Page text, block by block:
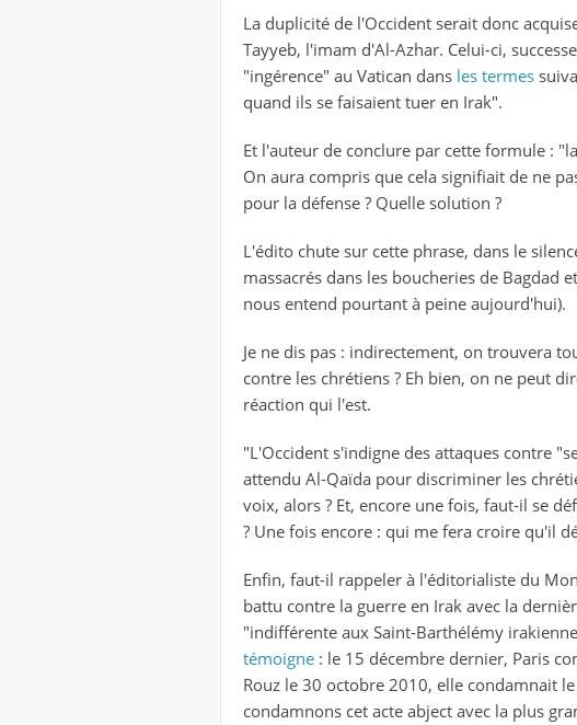
La duplicité de l'Occident serait donc
Tayyeb, l'imam d'Al-Azhar. Celui-ci,
"ingérence" au Vatican dans les termes
quand ils se faisaient tuer en Irak".
Et l'auteur de conclure par cette formule :
On aura compris que cela signifiait de ne
pour la défense ? Quelle solution ?
L'édito chute sur cette phrase, dans le
massacrés dans les boucheries de Bagdad
nous entend pourtant à peine aujourd'hui).
Je ne dis pas : indirectement, on trouvera
contre les chrétiens ? Eh bien, on ne peut
réaction qui l'est.
"L'Occident s'indigne des attaques contre
attendu Al-Qaïda pour discriminer les
voix, alors ? Et, encore une fois, faut-il se
? Une fois encore : qui me fera croire qu'il
Enfin, faut-il rappeler à l'éditorialiste du
battu contre la guerre en Irak avec la
"indifférente aux Saint-Barthélémy
témoigne : le 15 décembre dernier, Paris
Rouz le 30 octobre 2010, elle condamnait
condamnons cet acte abject avec la plus